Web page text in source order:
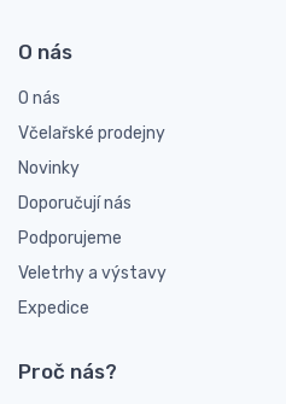
O nás
O nás
Včelařské prodejny
Novinky
Doporučují nás
Podporujeme
Veletrhy a výstavy
Expedice
Proč nás?